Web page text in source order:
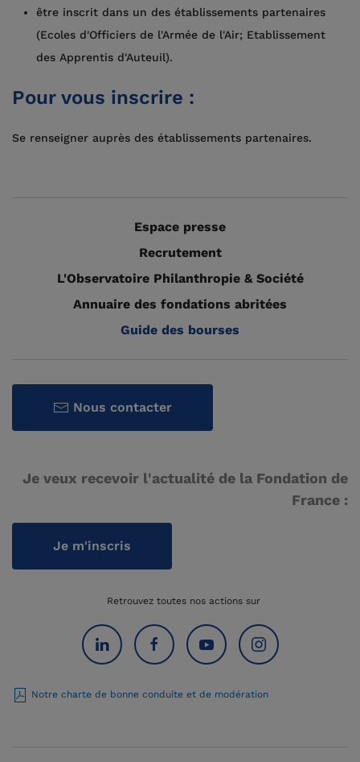
être inscrit dans un des établissements partenaires
(Ecoles d'Officiers de l'Armée de l'Air; Etablissement
des Apprentis d'Auteuil).
Pour vous inscrire :
Se renseigner auprès des établissements partenaires.
Espace presse
Recrutement
L'Observatoire Philanthropie & Société
Annuaire des fondations abritées
Guide des bourses
Nous contacter
Je veux recevoir l'actualité de la Fondation de
France :
Je m'inscris
Retrouvez toutes nos actions sur
Notre charte de bonne conduite et de modération